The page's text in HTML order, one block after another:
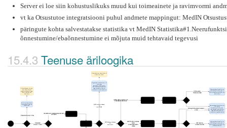
Server ei loe siin kohustuslikuks muud kui toimeainete ja ravimvormi
vt ka Otsustutoe integratsiooni puhul andmete mappingut: MedIN
päringute kohta salvestatakse statistika vt MedIN
õnnestumine/ebaõnnestumine ei mõjuta muid tehtavaid tegevusi
Teenuse äriloogika